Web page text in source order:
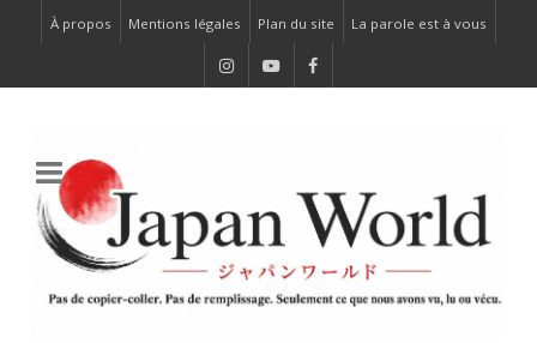
À propos Mentions légales Plan du site La parole est à vous